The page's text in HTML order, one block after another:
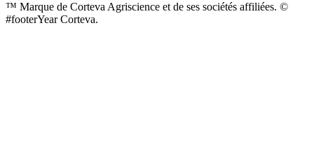
™ Marque de Corteva Agriscience et de ses sociétés affiliées. ©
#footerYear Corteva.